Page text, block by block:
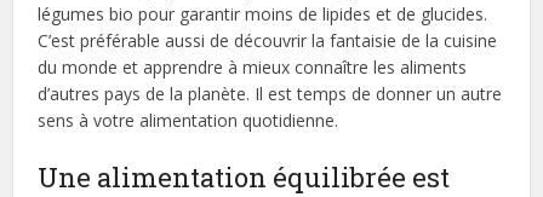
légumes bio pour garantir moins de lipides et de glucides.
C’est préférable aussi de découvrir la fantaisie de la cuisine
du monde et apprendre à mieux connaître les aliments
d’autres pays de la planète. Il est temps de donner un autre
sens à votre alimentation quotidienne.
Une alimentation équilibrée est